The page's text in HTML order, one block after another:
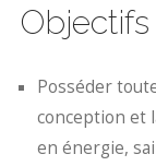
Objectifs
Posséder
conception et
en énergie,